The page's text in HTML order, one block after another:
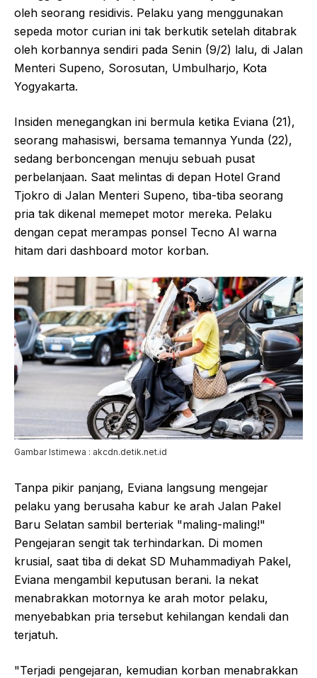
oleh seorang residivis. Pelaku yang menggunakan
sepeda motor curian ini tak berkutik setelah ditabrak
oleh korbannya sendiri pada Senin (9/2) lalu, di Jalan
Menteri Supeno, Sorosutan, Umbulharjo, Kota
Yogyakarta.
Insiden menegangkan ini bermula ketika Eviana (21),
seorang mahasiswi, bersama temannya Yunda (22),
sedang berboncengan menuju sebuah pusat
perbelanjaan. Saat melintas di depan Hotel Grand
Tjokro di Jalan Menteri Supeno, tiba-tiba seorang
pria tak dikenal memepet motor mereka. Pelaku
dengan cepat merampas ponsel Tecno Al warna
hitam dari dashboard motor korban.
Gambar Istimewa : akcdn.detik.net.id
Tanpa pikir panjang, Eviana langsung mengejar
pelaku yang berusaha kabur ke arah Jalan Pakel
Baru Selatan sambil berteriak "maling-maling!"
Pengejaran sengit tak terhindarkan. Di momen
krusial, saat tiba di dekat SD Muhammadiyah Pakel,
Eviana mengambil keputusan berani. Ia nekat
menabrakkan motornya ke arah motor pelaku,
menyebabkan pria tersebut kehilangan kendali dan
terjatuh.
"Terjadi pengejaran, kemudian korban menabrakkan